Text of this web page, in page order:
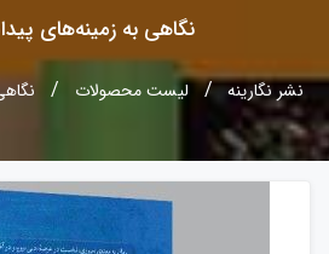
نگاهی به زمینه‌های
نشر نگارینه لیست محصولات